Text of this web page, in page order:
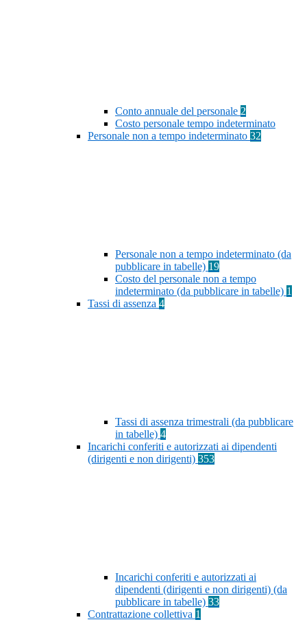
Conto annuale del personale 2
Costo personale tempo indeterminato
Personale non a tempo indeterminato 32
Personale non a tempo indeterminato (da
pubblicare in tabelle) 19
Costo del personale non a tempo
indeterminato (da pubblicare in tabelle) 1
Tassi di assenza 4
Tassi di assenza trimestrali (da pubblicare
in tabelle) 4
Incarichi conferiti e autorizzati ai dipendenti
(dirigenti e non dirigenti) 353
Incarichi conferiti e autorizzati ai
dipendenti (dirigenti e non dirigenti) (da
pubblicare in tabelle) 33
Contrattazione collettiva 1